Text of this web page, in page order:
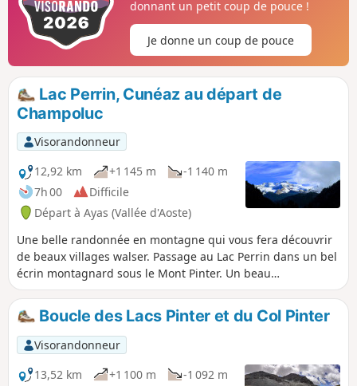
donnant un petit coup de pouce !
Je donne un coup de pouce
Lac Perrin, Cunéaz au départ de
Champoluc
Visorandonneur
12,92 km
+1 145 m
-1 140 m
7h 00
Difficile
Départ à Ayas (Vallée d'Aoste)
Une belle randonnée en montagne qui vous fera découvrir
de beaux villages walser. Passage au Lac Perrin dans un bel
écrin montagnard sous le Mont Pinter. Un beau
cheminement pour passer une belle journée.
Boucle des Lacs Pinter et du Col Pinter
Visorandonneur
13,52 km
+1 100 m
-1 092 m